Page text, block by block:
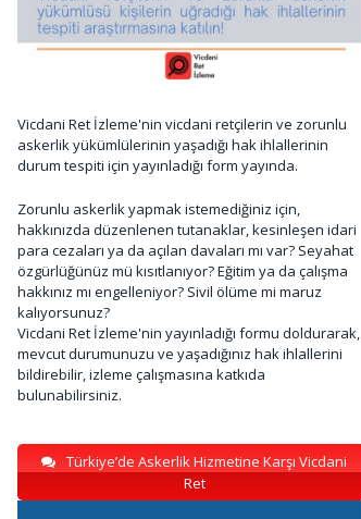
Vicdani Ret İzleme'nin vicdani retçilerin ve zorunlu
askerlik yükümlülerinin yaşadığı hak ihlallerinin
durum tespiti için yayınladığı form yayında.
Zorunlu askerlik yapmak istemediğiniz için,
hakkınızda düzenlenen tutanaklar, kesinleşen idari
para cezaları ya da açılan davaları mı var? Seyahat
özgürlüğünüz mü kısıtlanıyor? Eğitim ya da çalışma
hakkınız mı engelleniyor? Sivil ölüme mi maruz
kalıyorsunuz?
Vicdani Ret İzleme'nin yayınladığı formu doldurarak,
mevcut durumunuzu ve yaşadığınız hak ihlallerini
bildirebilir, izleme çalışmasına katkıda
bulunabilirsiniz.
Türkiye’de Askerlik Hizmetine Karşı Vicdani
Ret